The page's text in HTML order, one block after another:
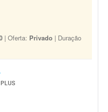
| Oferta: Privado | Duração